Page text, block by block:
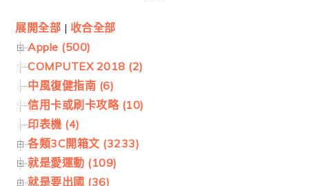
展開全部 | 收合全部
Apple (500)
COMPUTEX 2018 (2)
中風復健指南 (6)
信用卡或刷卡攻略 (10)
印表機 (4)
各類3C開箱文 (3233)
就是愛運動 (109)
就是要出國 (36)